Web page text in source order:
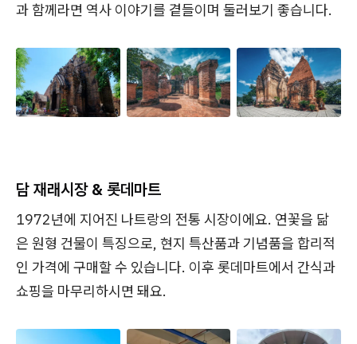
과 함께라면 역사 이야기를 곁들이며 둘러보기 좋습니다.
담 재래시장 & 롯데마트
1972년에 지어진 나트랑의 전통 시장이에요. 연꽃을 닮
은 원형 건물이 특징으로, 현지 특산품과 기념품을 합리적
인 가격에 구매할 수 있습니다. 이후 롯데마트에서 간식과
쇼핑을 마무리하시면 돼요.